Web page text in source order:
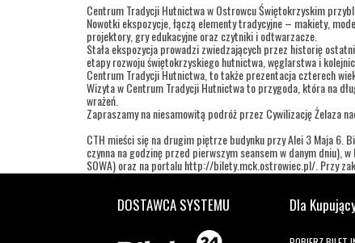
Centrum Tradycji Hutnictwa w Ostrowcu Świętokrzyskim
Nowotki ekspozycje, łączą elementy tradycyjne – makiety,
projektory, gry edukacyjne oraz czytniki i odtwarzacze.
Stała ekspozycja prowadzi zwiedzających przez historię
etapy rozwoju świętokrzyskiego hutnictwa, węglarstwa i
Centrum Tradycji Hutnictwa, to także prezentacja czterech
Wizyta w Centrum Tradycji Hutnictwa to przygoda, która na
wrażeń.
Zapraszamy na niesamowitą podróż przez Cywilizację Żelaza
CTH mieści się na drugim piętrze budynku przy Alei 3 Maja 6.
czynna na godzinę przed pierwszym seansem w danym
SOWA) oraz na portalu http://bilety.mck.ostrowiec.pl/. Przy
DOSTAWCA SYSTEMU Dla